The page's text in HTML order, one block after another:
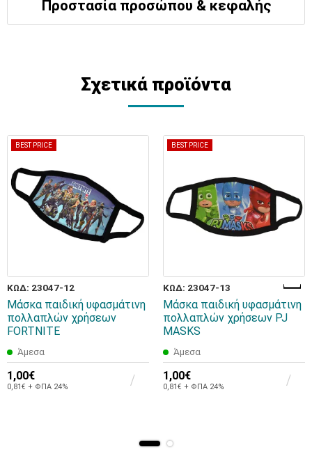
Προστασία προσώπου & κεφαλής
Σχετικά προϊόντα
BEST PRICE
ΚΩΔ: 23047-12
Μάσκα παιδική υφασμάτινη
πολλαπλών χρήσεων
FORTNITE
Άμεσα
1,00€
0,81€ + ΦΠΑ 24%
BEST PRICE
ΚΩΔ: 23047-13
Μάσκα παιδική υφασμάτινη
πολλαπλών χρήσεων PJ
MASKS
Άμεσα
1,00€
0,81€ + ΦΠΑ 24%